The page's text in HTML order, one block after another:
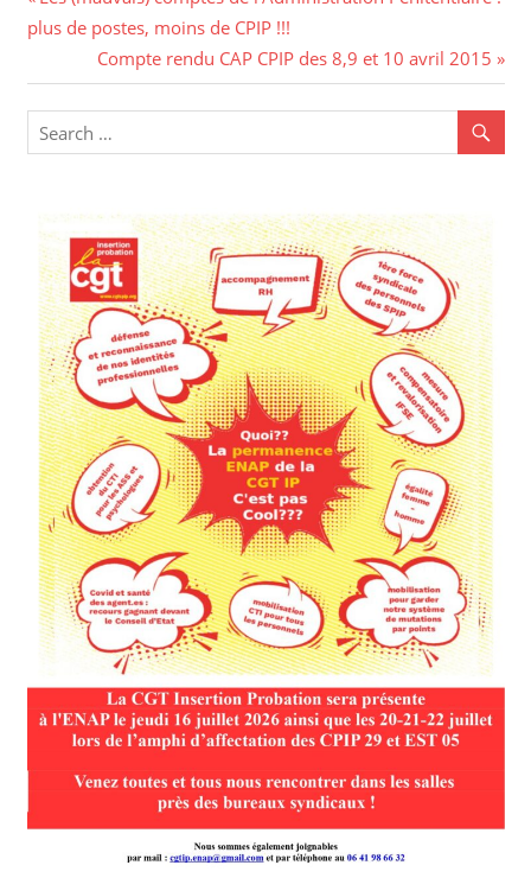
de
l’article
Post:
plus de postes, moins de CPIP !!!
Next
Post:
Compte rendu CAP CPIP des 8,9 et 10 avril 2015